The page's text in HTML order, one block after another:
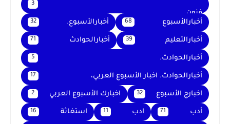
فنون
3
أخبارالأسبوع 68 أخبارالأسبوع. 32
أخبارالتعليم 39 أخبارالحوادث 71
أخبارالحوادث. 5
أخبارالحوادث. اخبار الأسبوع العربي، 17
اخبارج الأسبوع 32 اخبارك الأسبوع العربي 2
أدب 71 ادب 11 استغاثة 16